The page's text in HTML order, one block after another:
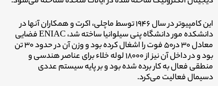
این کامپیوتر در سال ۱۹۴۶ توسط ماچلی، اکرت و همکاران آنها در
دانشکده مور دانشگاه پنی سیلوانیا ساخته شد، ENIAC فضایی
معادل ۳۰ در50 فوت را اشغال کرده بود و وزن آن در حدود ۳۰ تن
بود و در داخل آن نیز از ۱۸۰۰۰ لوله خلاء برای عناصر هندسی و
منطقی فعال به کار برده شده بود و بر پایه سیستم عددی
دسیمال فعالیت می‌کرد.